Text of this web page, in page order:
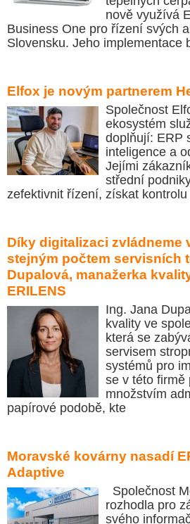
nově využívá
Business One pro řízení svých
Slovensku. Jeho implementace
Elfox je novým partnerem
Společnost
ekosystém
doplňují: ERP
inteligence a
Jejími
střední
zefektivnit řízení, získat
Díky digitalizaci zvládneme
stejným počtem servisních
Dupalová, manažerka
ERILENS
Ing. Jana
kvality ve
která se
servisem
systémů pro
se v této firmě
množstvím
papírové podobě, kte
Moravské kovárny nasadí
Adaptive
Společnost
rozhodla pro
svého